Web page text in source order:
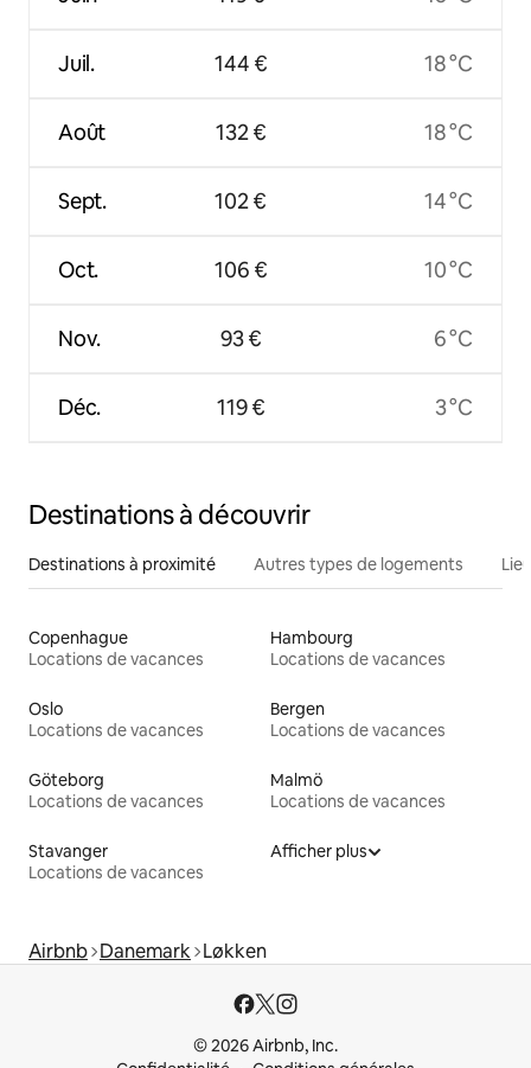
Juil.
Août
Sept.
Oct.
Nov.
Déc.
144 €
132 €
102 €
106 €
93 €
119 €
18 °C
18 °C
14 °C
10 °C
6 °C
3 °C
Destinations à découvrir
Destinations à proximité Autres types de logements
Copenhague
Locations de vacances
Hambourg
Locations de vacances
Oslo
Locations de vacances
Bergen
Locations de vacances
Göteborg
Locations de vacances
Malmö
Locations de vacances
Stavanger
Locations de vacances
Afficher plus
Airbnb Danemark Løkken
© 2026 Airbnb, Inc.